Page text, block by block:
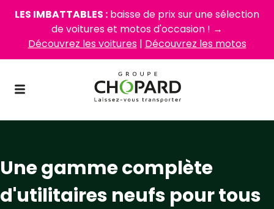
LES IMBATTABLES : baisse de prix sur une sélection
de voitures et motos d'occasion ! →
Découvrez les voitures| Découvrez les motos
Une gamme complète
d'utilitaires neufs pour tous